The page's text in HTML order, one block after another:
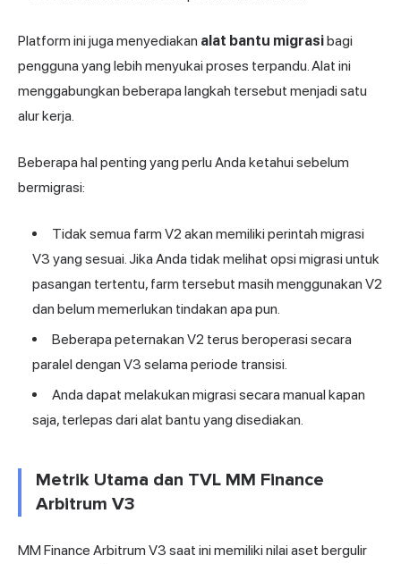
Platform ini juga menyediakan alat bantu migrasibagi
pengguna yang lebih menyukai proses terpandu. Alat ini
menggabungkan beberapa langkah tersebut menjadi satu
alur kerja.
Beberapa hal penting yang perlu Anda ketahui sebelum
bermigrasi:
Tidak semua farm V2 akan memiliki perintah migrasi
V3 yang sesuai. Jika Anda tidak melihat opsi migrasi untuk
pasangan tertentu, farm tersebut masih menggunakan V2
dan belum memerlukan tindakan apa pun.
Beberapa peternakan V2 terus beroperasi secara
paralel dengan V3 selama periode transisi.
Anda dapat melakukan migrasi secara manual kapan
saja, terlepas dari alat bantu yang disediakan.
Metrik Utama dan TVL MM Finance
Arbitrum V3
MM Finance Arbitrum V3 saat ini memiliki nilai aset bergulir